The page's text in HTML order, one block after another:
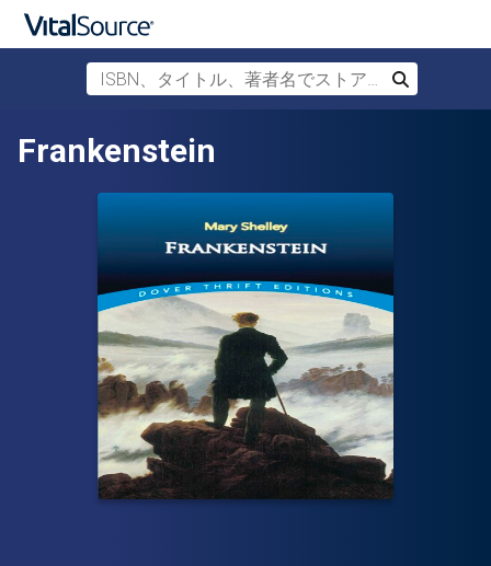
メインコンテンツへスキップ
ISBN、タイトル、著者名でストアを検索
検索
Frankenstein